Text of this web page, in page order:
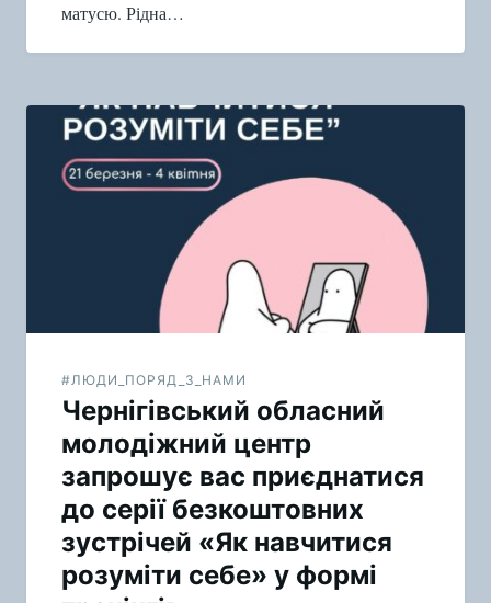
матусю. Рідна…
#ЛЮДИ_ПОРЯД_З_НАМИ
Чернігівський обласний
молодіжний центр
запрошує вас приєднатися
до серії безкоштовних
зустрічей «Як навчитися
розуміти себе» у формі